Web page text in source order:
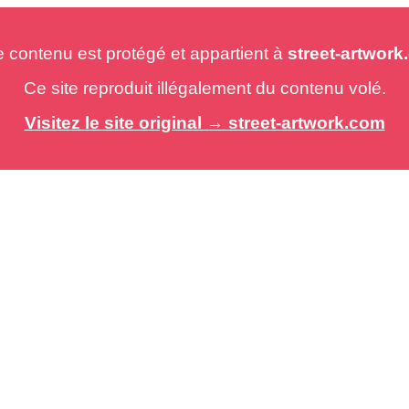
est protégé et appartient à street-
Ce site reproduit illégalement du contenu volé.
Visitez le site original → street-artwork.com